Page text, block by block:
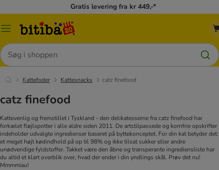
Gratis levering fra kr 449,-*
Menu
Søg
Kattefoder Kattesnacks catz finefood
catz finefood
Kattevenlig og fremstillet i Tyskland - den delikatesserne fra catz finefood har
forkælet fløjlspotter i alle aldre siden 2011. De artstilpassede og kornfrie opskrifter
indeholder udvalgte ingredienser baseret på byttekonceptet. For din kat betyder det:
et meget højt kødindhold på op til 98% og ikke tilsat sukker eller andre
unødvendige fyldstoffer. Takket være den åbne og transperante ingrediensliste har
du altid et klart overblik over, hvad der ender i din yndlings skål. Prøv det nu!
Mmmmiau!